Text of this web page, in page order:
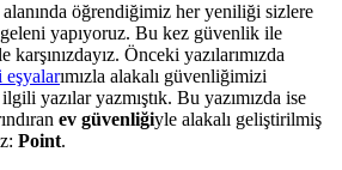
öğrendiğimiz her yeniliği sizlere
yapıyoruz. Bu kez güvenlik ile
Önceki yazılarımızda
eşyalarımızla alakalı güvenliğimizi
yazılar yazmıştık. Bu yazımızda ise
ev güvenliğiyle alakalı geliştirilmiş
Point.